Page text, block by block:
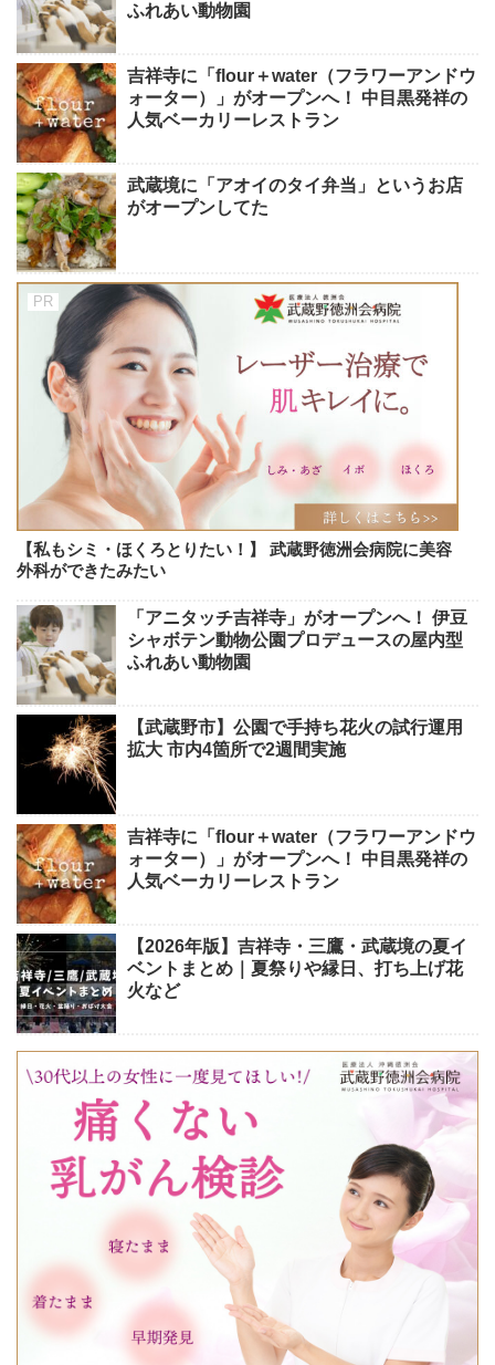
ふれあい動物園
吉祥寺に「flour＋water（フラワーアンドウ
ォーター）」がオープンへ！ 中目黒発祥の
人気ベーカリーレストラン
武蔵境に「アオイのタイ弁当」というお店
がオープンしてた
【私もシミ・ほくろとりたい！】 武蔵野徳洲会病院に美容
外科ができたみたい
「アニタッチ吉祥寺」がオープンへ！ 伊豆
シャボテン動物公園プロデュースの屋内型
ふれあい動物園
【武蔵野市】公園で手持ち花火の試行運用
拡大 市内4箇所で2週間実施
吉祥寺に「flour＋water（フラワーアンドウ
ォーター）」がオープンへ！ 中目黒発祥の
人気ベーカリーレストラン
【2026年版】吉祥寺・三鷹・武蔵境の夏イ
ベントまとめ｜夏祭りや縁日、打ち上げ花
火など